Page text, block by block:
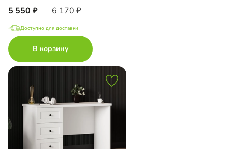
5 550 6 170
Доступно для доставки
В корзину